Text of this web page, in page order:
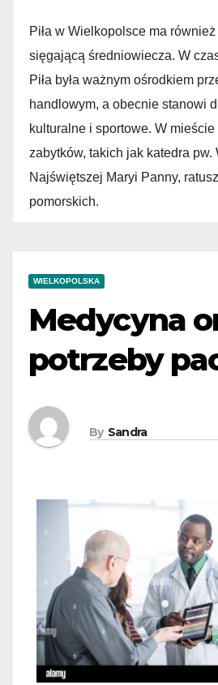
Piła w Wielkopolsce ma
sięgającą średniowiecza. W
Piła była ważnym ośrodkiem
handlowym, a obecnie stanowi
kulturalne i sportowe. W
zabytków, takich jak katedra pw.
Najświętszej Maryi Panny,
pomorskich.
WIELKOPOLSKA
Medycyna
potrzeby
By Sandra